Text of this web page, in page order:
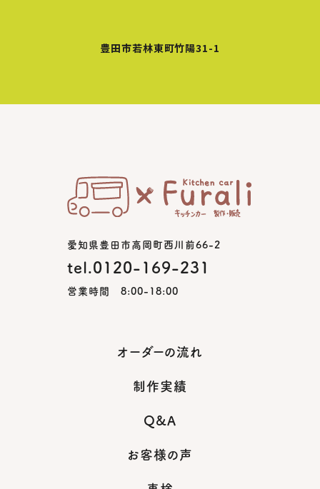
豊田市若林東町竹陽31-1
愛知県豊田市高岡町西川前66-2
tel.0120-169-231
営業時間 8:00-18:00
オーダーの流れ
制作実績
Q&A
お客様の声